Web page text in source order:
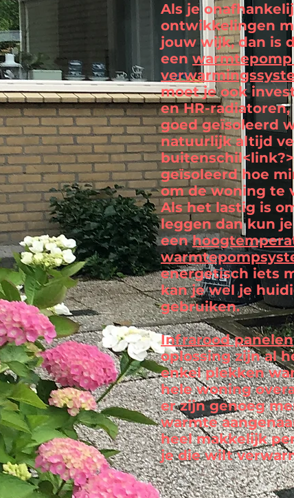
Als je
ontwikkelingen
jouw wijk, dan is
een
moet je ook
en HR-
goed geïsoleerd
natuurlijk altijd
geïsoleerd hoe
om de woning te
Als het lastig is
leggen dan kun
een
energetisch iets
kan je wel je
gebruiken.
Infrarood panelen
oplossing zijn al
enkel plekken
hele woning
er zijn genoeg
warmte
heel makkelijk
je die wilt